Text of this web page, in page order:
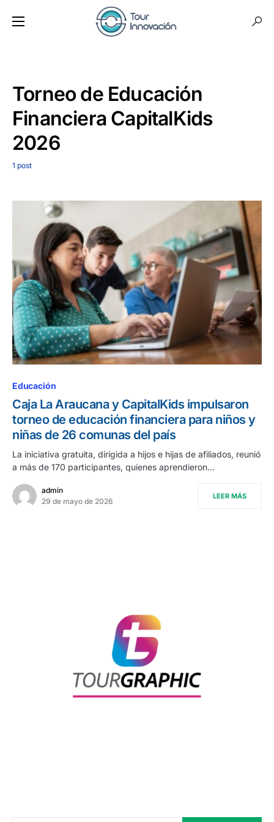
Torneo de Educación
Financiera CapitalKids
2026
1 post
Educación
Caja La Araucana y CapitalKids impulsaron
torneo de educación financiera para niños y
niñas de 26 comunas del país
La iniciativa gratuita, dirigida a hijos e hijas de afiliados, reunió
a más de 170 participantes, quienes aprendieron…
admin
29 de mayo de 2026
LEER MÁS